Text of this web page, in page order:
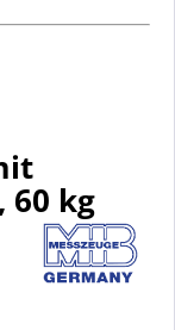
60 kg